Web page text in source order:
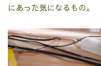
にあった気になるもの。